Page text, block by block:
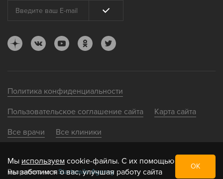
Политика конфиденциальности
Пользовательское соглашение сайта Карта сайта
Все врачи Все клиники
Разработано вStartsmile Agency
Мы используем cookie-файлы. С их помощью
мы заботимся о вас, улучшая работу сайта
ОК